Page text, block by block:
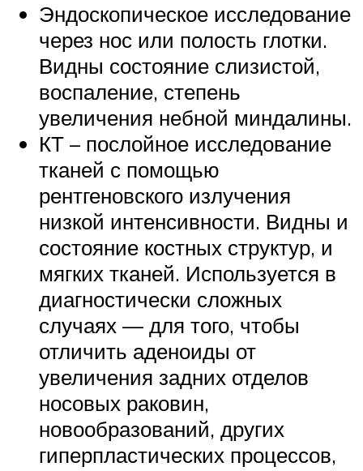
Эндоскопическое исследование
через нос или полость глотки.
Видны состояние слизистой,
воспаление, степень
увеличения небной миндалины.
КТ – послойное исследование
тканей с помощью
рентгеновского излучения
низкой интенсивности. Видны и
состояние костных структур, и
мягких тканей. Используется в
диагностически сложных
случаях — для того, чтобы
отличить аденоиды от
увеличения задних отделов
носовых раковин,
новообразований, других
гиперпластических процессов,